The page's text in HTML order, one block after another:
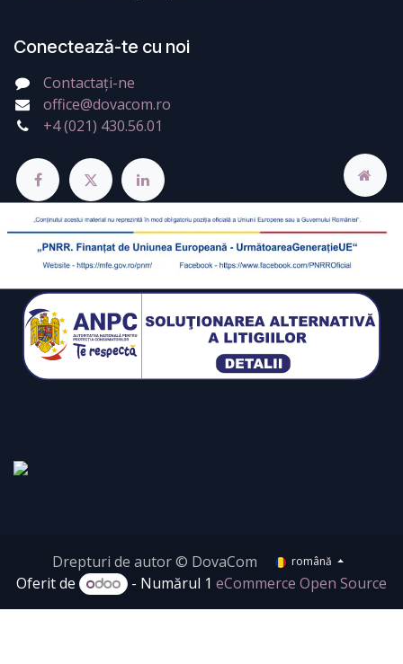
Conectează-te cu noi
Contactați-ne
office@dovacom.ro
+4 (021) 430.56.01
Drepturi de autor © DovaCom română
Oferit de - Numărul 1eCommerce Open Source